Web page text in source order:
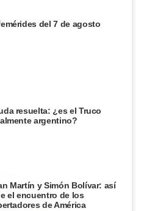
del 7 de agosto
resuelta: ¿es el Truco
argentino?
Martín y Simón Bolívar: así
el encuentro de los
de América